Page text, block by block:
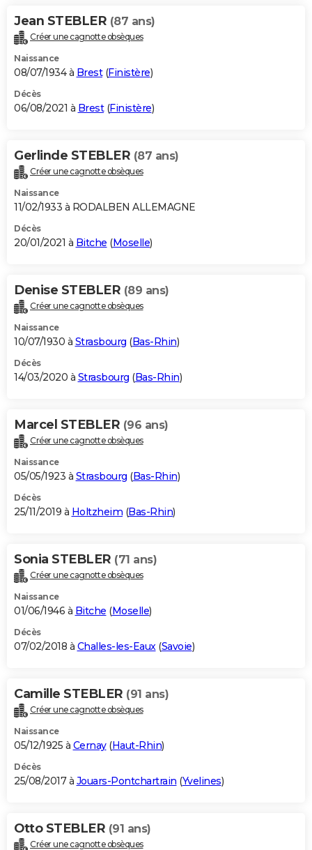
Jean STEBLER (87 ans)
Créer une cagnotte obsèques
Naissance
08/07/1934 à Brest(Finistère)
Décès
06/08/2021 à Brest(Finistère)
Gerlinde STEBLER (87 ans)
Créer une cagnotte obsèques
Naissance
11/02/1933 à RODALBEN ALLEMAGNE
Décès
20/01/2021 à Bitche (Moselle)
Denise STEBLER (89 ans)
Créer une cagnotte obsèques
Naissance
10/07/1930 à Strasbourg (Bas-Rhin)
Décès
14/03/2020 à Strasbourg (Bas-Rhin)
Marcel STEBLER (96 ans)
Créer une cagnotte obsèques
Naissance
05/05/1923 à Strasbourg (Bas-Rhin)
Décès
25/11/2019 à Holtzheim (Bas-Rhin)
Sonia STEBLER (71 ans)
Créer une cagnotte obsèques
Naissance
01/06/1946 à Bitche (Moselle)
Décès
07/02/2018 à Challes-les-Eaux(Savoie)
Camille STEBLER (91 ans)
Créer une cagnotte obsèques
Naissance
05/12/1925 à Cernay(Haut-Rhin)
Décès
25/08/2017 à Jouars-Pontchartrain (Yvelines)
Otto STEBLER (91 ans)
Créer une cagnotte obsèques